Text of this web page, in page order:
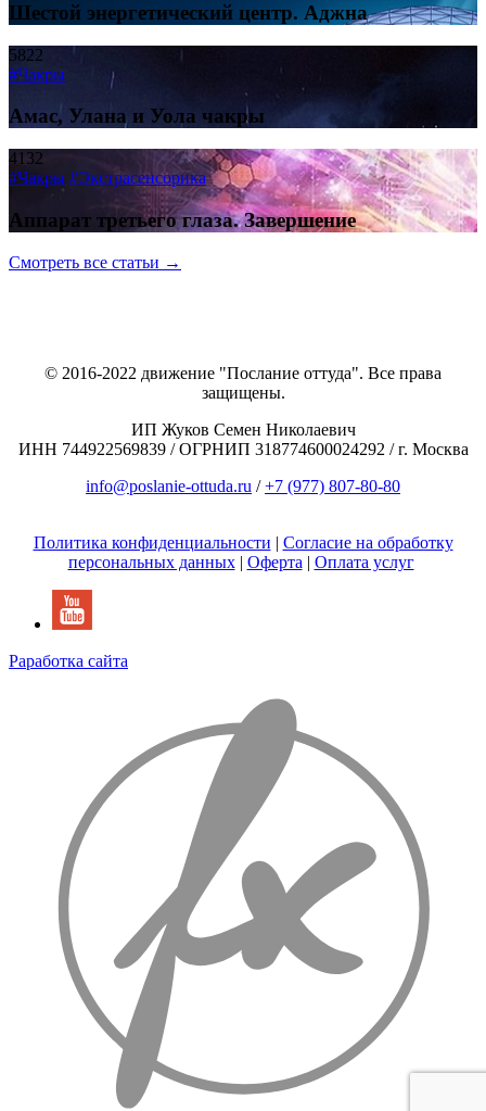
Шестой энергетический центр. Аджна
5822
#Чакры
Амас, Улана и Уола чакры
4132
#Чакры #Экстрасенсорика
Аппарат третьего глаза. Завершение
Смотреть все статьи →
© 2016-2022 движение "Послание оттуда". Все права
защищены.
ИП Жуков Семен Николаевич
ИНН 744922569839 / ОГРНИП 318774600024292 / г. Москва
info@poslanie-ottuda.ru /+7 (977) 807-80-80
Политика конфиденциальности | Согласие на обработку
персональных данных | Оферта | Оплата услуг
Раработка сайта